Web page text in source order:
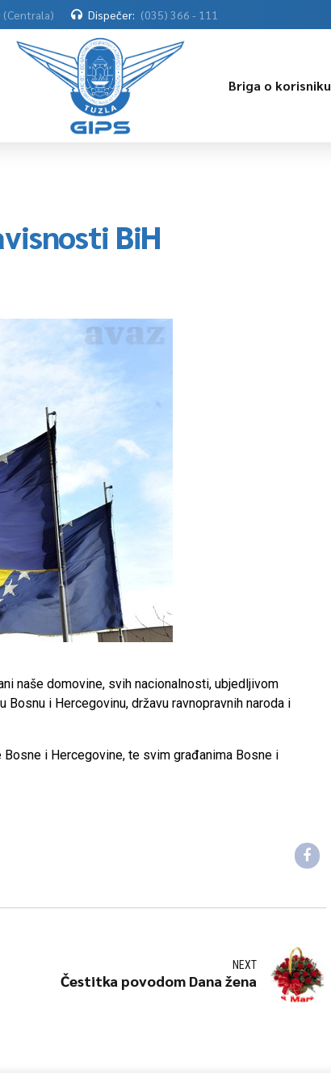
(Centrala) Dispečer: (035) 366 - 111
Briga o korisniku
BiH
naše domovine, svih nacionalnosti, ubjedljivom
i Hercegovinu, državu ravnopravnih naroda i
i Hercegovine, te svim građanima Bosne i
NEXT
Čestitka povodom Dana žena